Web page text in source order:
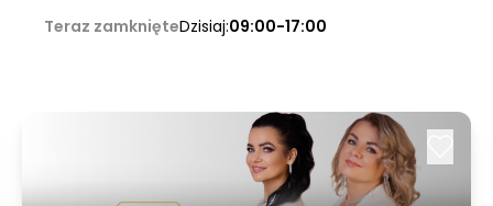
Teraz zamknięteDzisiaj:09:00-17:00